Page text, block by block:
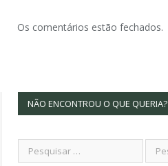
Os comentários estão fechados.
NÃO ENCONTROU O QUE QUERIA?